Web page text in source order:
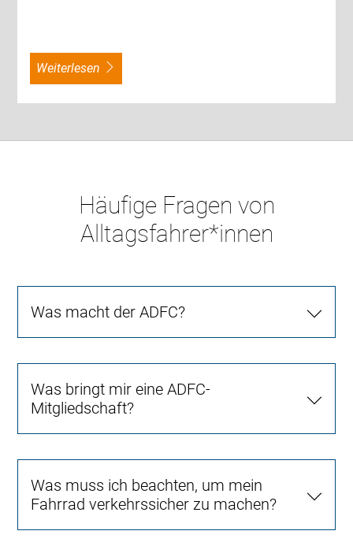
weiterlesen
Häufige Fragen von
Alltagsfahrer*innen
Was macht der ADFC?
Was bringt mir eine ADFC-
Mitgliedschaft?
Was muss ich beachten, um mein
Fahrrad verkehrssicher zu machen?